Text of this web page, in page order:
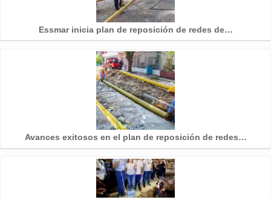
Essmar inicia plan de reposición de redes de…
Avances exitosos en el plan de reposición de redes…